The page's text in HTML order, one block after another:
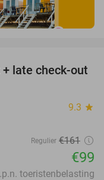
39%
late check-out
9.3 star
Regulier €161
€99
toeristenbelasting